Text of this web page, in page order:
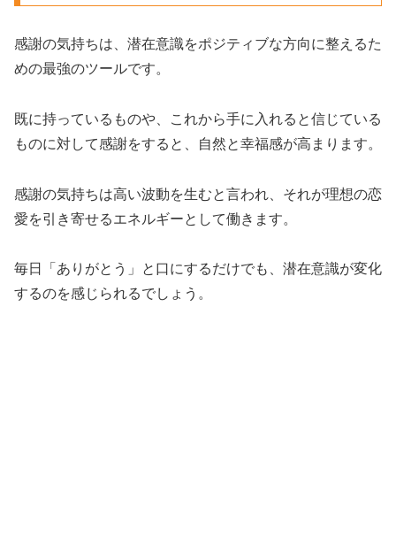
感謝の気持ちは、潜在意識をポジティブな方向に整えるた
めの最強のツールです。
既に持っているものや、これから手に入れると信じている
ものに対して感謝をすると、自然と幸福感が高まります。
感謝の気持ちは高い波動を生むと言われ、それが理想の恋
愛を引き寄せるエネルギーとして働きます。
毎日「ありがとう」と口にするだけでも、潜在意識が変化
するのを感じられるでしょう。